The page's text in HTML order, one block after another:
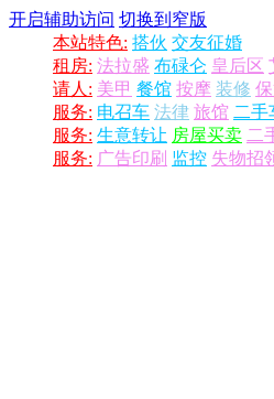
开启辅助访问 切换到窄版
本站特色: 搭伙 交友征婚
租房: 法拉盛 布碌仑 皇后区
请人: 美甲 餐馆 按摩 装修
服务: 电召车 法律 旅馆 二手
服务: 生意转让 房屋买卖 二
服务: 广告印刷 监控 失物招